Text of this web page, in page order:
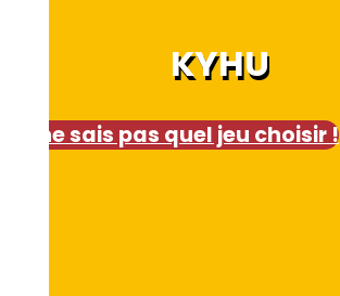
KYHU
Je ne sais pas quel jeu choisir !